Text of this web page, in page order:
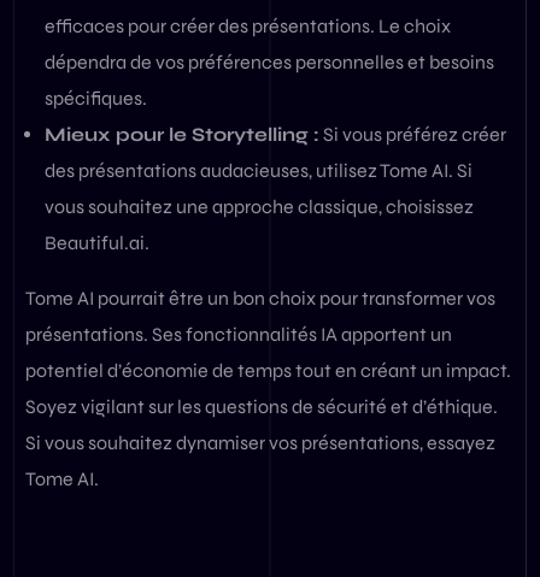
efficaces pour créer des présentations. Le choix
dépendra de vos préférences personnelles et besoins
spécifiques.
Mieux pour le Storytelling : Si vous préférez créer
des présentations audacieuses, utilisez Tome AI. Si
vous souhaitez une approche classique, choisissez
Beautiful.ai.
Tome AI pourrait être un bon choix pour transformer vos
présentations. Ses fonctionnalités IA apportent un
potentiel d’économie de temps tout en créant un impact.
Soyez vigilant sur les questions de sécurité et d’éthique.
Si vous souhaitez dynamiser vos présentations, essayez
Tome AI.